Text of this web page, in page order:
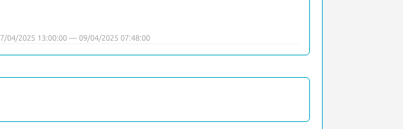
04/2025 13:00:00 — 09/04/2025 07:48:00